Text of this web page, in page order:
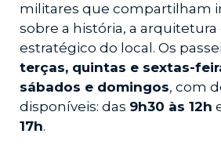
militares que compartilham
sobre a história, a arquitetura
estratégico do local. Os
terças, quintas e sextas-
sábados e domingos, com
disponíveis: das 9h30 às 12h
17h.